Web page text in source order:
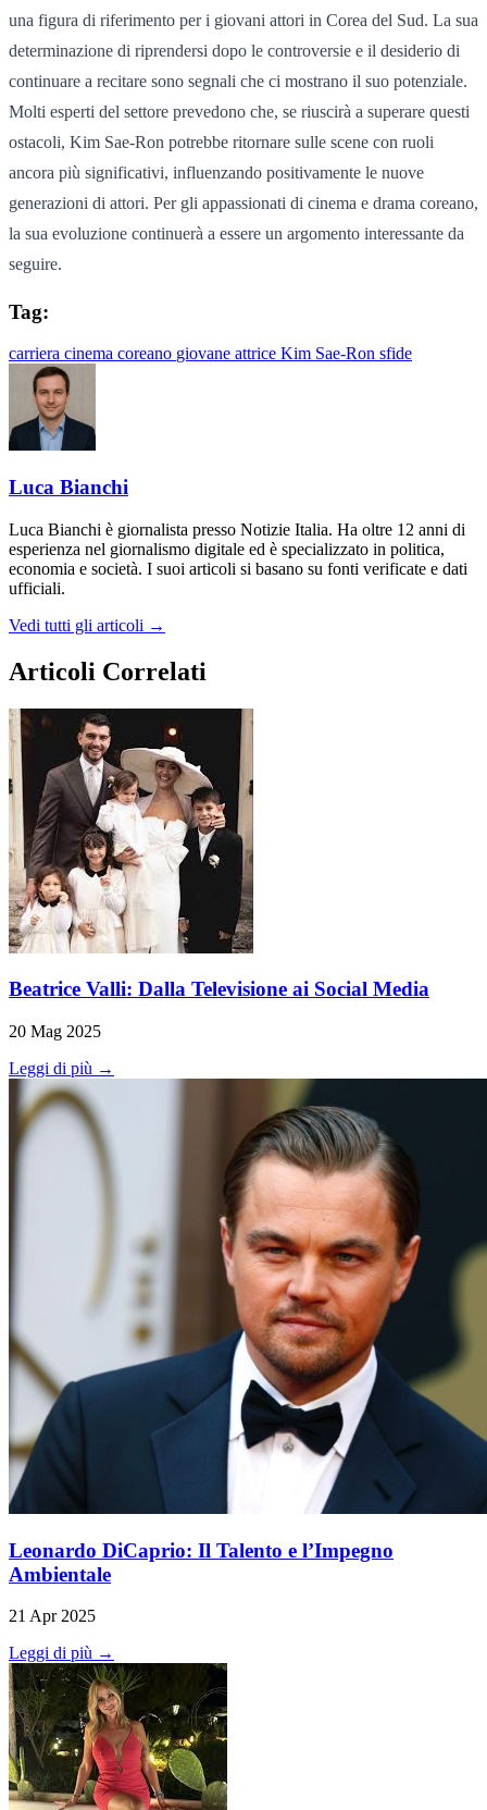
una figura di riferimento per i giovani attori in Corea del Sud. La sua
determinazione di riprendersi dopo le controversie e il desiderio di
continuare a recitare sono segnali che ci mostrano il suo potenziale.
Molti esperti del settore prevedono che, se riuscirà a superare questi
ostacoli, Kim Sae-Ron potrebbe ritornare sulle scene con ruoli
ancora più significativi, influenzando positivamente le nuove
generazioni di attori. Per gli appassionati di cinema e drama coreano,
la sua evoluzione continuerà a essere un argomento interessante da
seguire.
Tag:
carriera cinema coreano giovane attrice Kim Sae-Ron sfide
Luca Bianchi
Luca Bianchi è giornalista presso Notizie Italia. Ha oltre 12 anni di
esperienza nel giornalismo digitale ed è specializzato in politica,
economia e società. I suoi articoli si basano su fonti verificate e dati
ufficiali.
Vedi tutti gli articoli →
Articoli Correlati
Beatrice Valli: Dalla Televisione ai Social Media
20 Mag 2025
Leggi di più →
Leonardo DiCaprio: Il Talento e l’Impegno
Ambientale
21 Apr 2025
Leggi di più →